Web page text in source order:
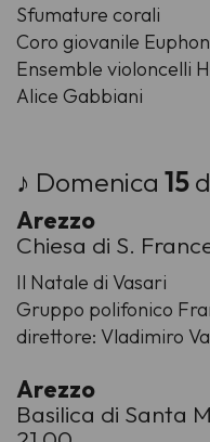
Sfumature corali
Coro giovanile
Ensemble violoncelli
Alice Gabbiani
♪ Domenica 15
Arezzo
Chiesa di S.
Il Natale di Vasari
Gruppo polifonico
direttore: Vladimiro
Arezzo
Basilica di Santa